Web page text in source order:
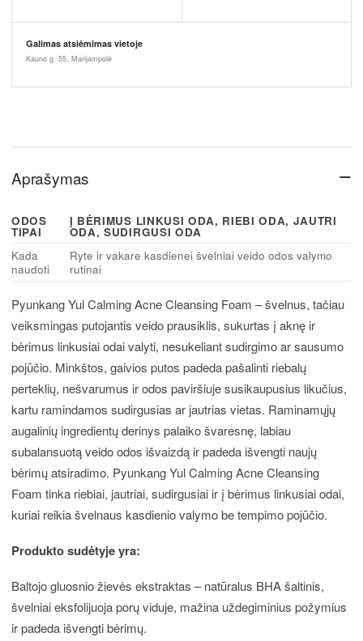
Aprašymas −
ODOS
TIPAI
Į BĖRIMUS LINKUSI ODA, RIEBI ODA, JAUTRI
ODA, SUDIRGUSI ODA
Kada
naudoti
Ryte ir vakare kasdienei švelniai veido odos valymo
rutinai
Pyunkang Yul Calming Acne Cleansing Foam – švelnus, tačiau
veiksmingas putojantis veido prausiklis, sukurtas į aknę ir
bėrimus linkusiai odai valyti, nesukeliant sudirgimo ar sausumo
pojūčio. Minkštos, gaivios putos padeda pašalinti riebalų
perteklių, nešvarumus ir odos paviršiuje susikaupusius likučius,
kartu ramindamos sudirgusias ar jautrias vietas. Raminamųjų
augalinių ingredientų derinys palaiko švaresnę, labiau
subalansuotą veido odos išvaizdą ir padeda išvengti naujų
bėrimų atsiradimo. Pyunkang Yul Calming Acne Cleansing
Foam tinka riebiai, jautriai, sudirgusiai ir į bėrimus linkusiai odai,
kuriai reikia švelnaus kasdienio valymo be tempimo pojūčio.
Produkto sudėtyje yra:
Baltojo gluosnio žievės ekstraktas – natūralus BHA šaltinis,
švelniai eksfolijuoja porų viduje, mažina uždegiminius požymius
ir padeda išvengti bėrimų.
Galimas atsiėmimas vietoje
Kauno g. 55, Marijampolė